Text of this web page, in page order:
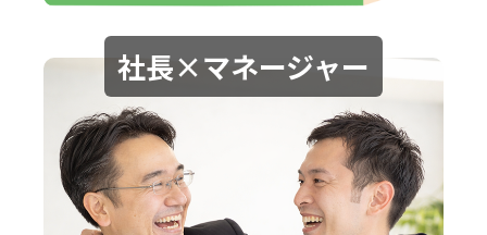
社長×マネージャー